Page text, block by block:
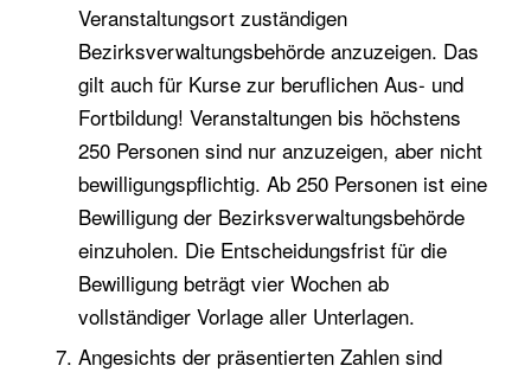
Veranstaltungsort zuständigen
Bezirksverwaltungsbehörde anzuzeigen. Das
gilt auch für Kurse zur beruflichen Aus- und
Fortbildung! Veranstaltungen bis höchstens
250 Personen sind nur anzuzeigen, aber nicht
bewilligungspflichtig. Ab 250 Personen ist eine
Bewilligung der Bezirksverwaltungsbehörde
einzuholen. Die Entscheidungsfrist für die
Bewilligung beträgt vier Wochen ab
vollständiger Vorlage aller Unterlagen.
Angesichts der präsentierten Zahlen sind